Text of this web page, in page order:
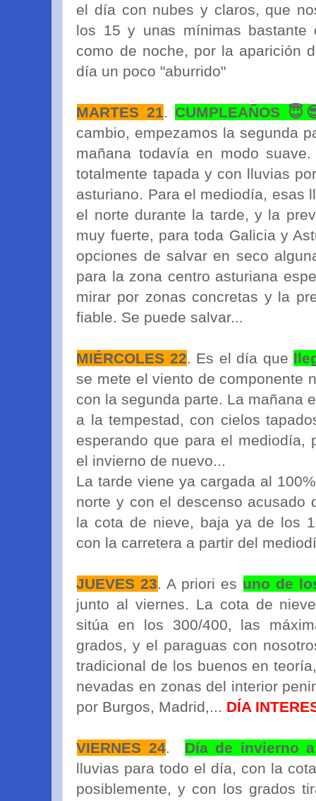
el día con nubes y claros, que
los 15 y unas mínimas bastante
como de noche, por la aparición
día un poco "aburrido"
MARTES 21
CUMPLEAÑOS
cambio, empezamos la segunda
mañana todavía en modo
totalmente tapada y con lluvias
asturiano. Para el mediodía, esas
el norte durante la tarde, y la
muy fuerte, para toda Galicia y
opciones de salvar en seco
para la zona centro asturiana
mirar por zonas concretas y la
fiable. Se puede salvar...
MIÉRCOLES 22 . Es el día que
se mete el viento de componente
con la segunda parte. La mañana
a la tempestad, con cielos
esperando que para el mediodía,
el invierno de nuevo...
La tarde viene ya cargada al
norte y con el descenso acusado
la cota de nieve, baja ya de los
con la carretera a partir del
JUEVES 23 . A priori es uno de
junto al viernes. La cota de
sitúa en los 300/400, las
grados, y el paraguas con
tradicional de los buenos en
nevadas en zonas del interior
por Burgos, Madrid,... DÍA
VIERNES 24. Día de invierno
lluvias para todo el día, con la
posiblemente, y con los grados